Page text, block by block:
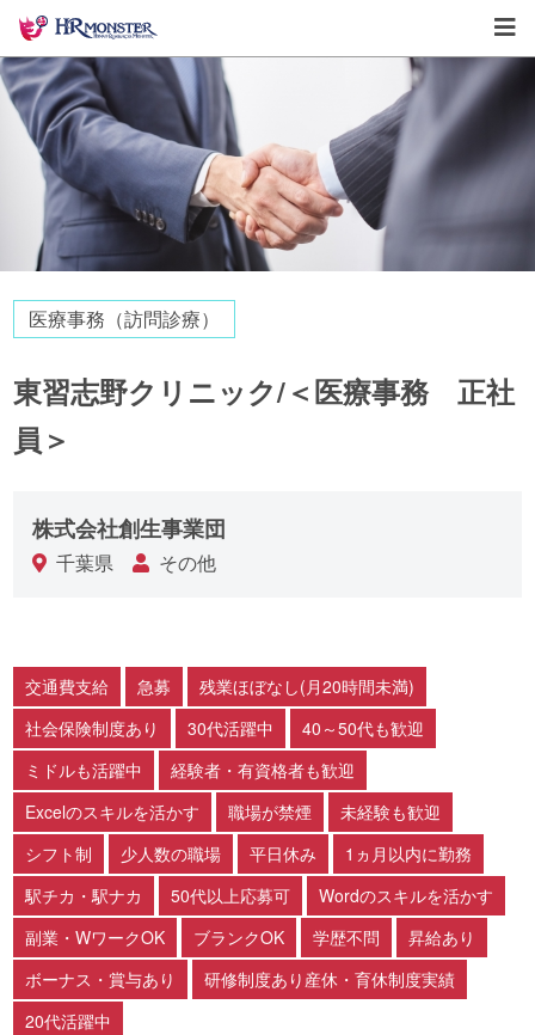
医療事務（訪問診療）
東習志野クリニック/＜医療事務 正社
員＞
株式会社創生事業団
千葉県 その他
交通費支給 急募
残業ほぼなし(月20時間未満)
社会保険制度あり
30代活躍中
40～50代も歓迎
ミドルも活躍中
経験者・有資格者も歓迎
Excelのスキルを活かす
職場が禁煙
未経験も歓迎
シフト制
少人数の職場 平日休み
1ヵ月以内に勤務
駅チカ・駅ナカ
50代以上応募可
Wordのスキルを活かす
副業・WワークOK
ブランクOK 学歴不問
昇給あり
ボーナス・賞与あり
研修制度あり産休・育休制度実績
20代活躍中